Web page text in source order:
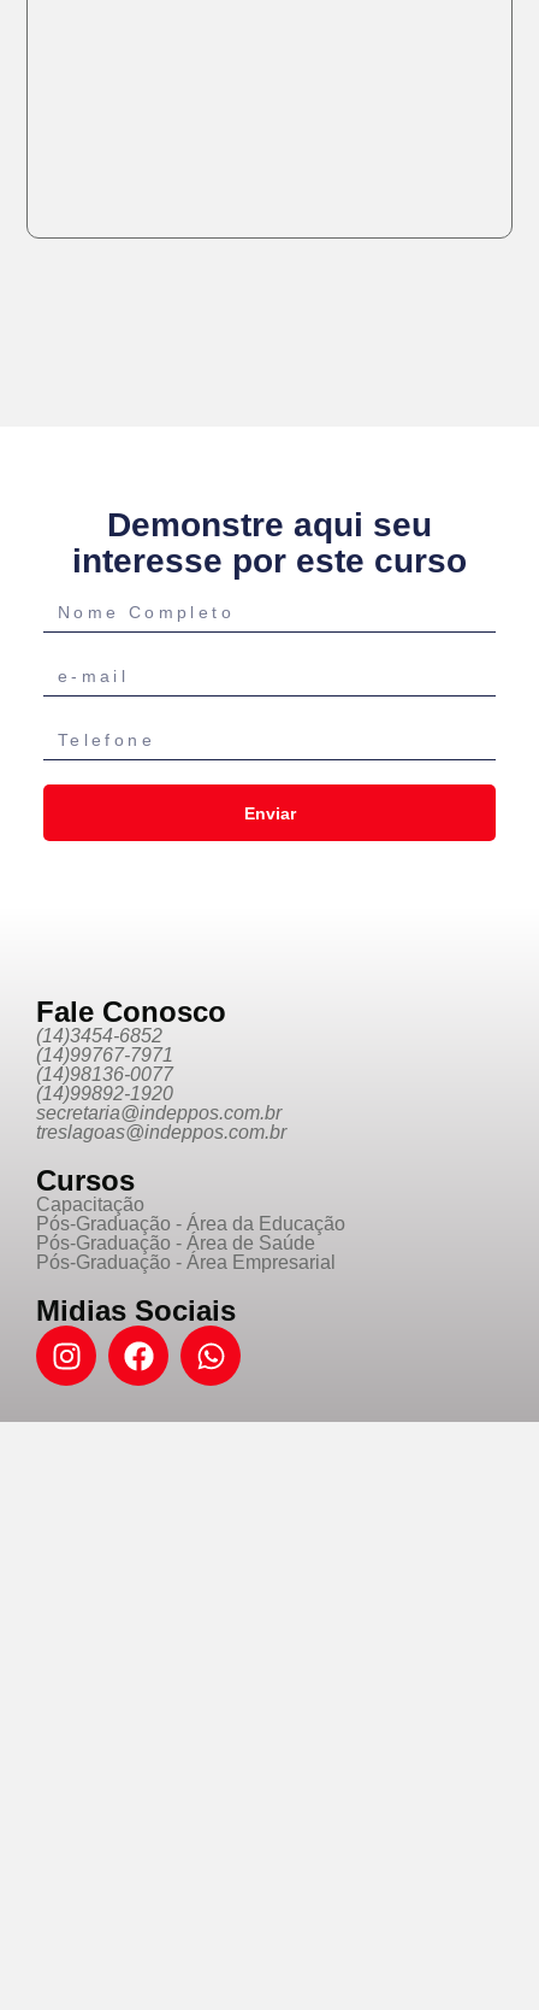
Demonstre aqui seu
interesse por este curso
Enviar
Fale Conosco
(14)3454-6852
(14)99767-7971
(14)98136-0077
(14)99892-1920
secretaria@indeppos.com.br
treslagoas@indeppos.com.br
Cursos
Capacitação
Pós-Graduação - Área da Educação
Pós-Graduação - Área de Saúde
Pós-Graduação - Área Empresarial
Midias Sociais